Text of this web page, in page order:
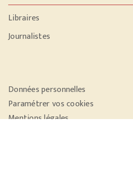
Libraires
Journalistes
Données personnelles
Paramétrer vos cookies
Mentions légales